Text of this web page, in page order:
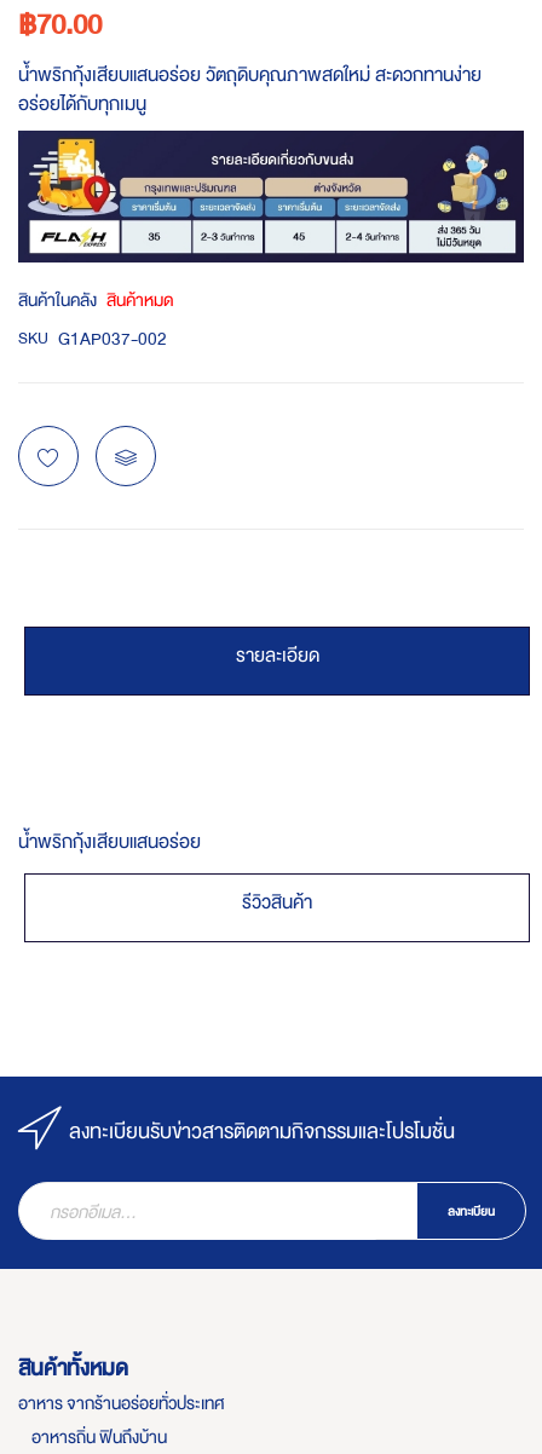
฿70.00
น้ำพริกกุ้งเสียบแสนอร่อย วัตถุดิบคุณภาพสดใหม่ สะดวกทานง่าย
อร่อยได้กับทุกเมนู
สินค้าในคลัง สินค้าหมด
SKU G1AP037-002
รายละเอียด
น้ำพริกกุ้งเสียบแสนอร่อย
รีวิวสินค้า
ลงทะเบียนรับข่าวสารติดตามกิจกรรมและโปรโมชั่น
ลงทะเบียน
สินค้าทั้งหมด
อาหาร จากร้านอร่อยทั่วประเทศ
อาหารถิ่น ฟินถึงบ้าน